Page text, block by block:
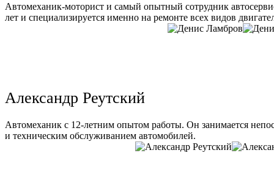
Автомеханик-моторист и самый опытный сотрудник
лет и специализируется именно на ремонте всех видов
Александр Реутский
Автомеханик с 12-летним опытом работы. Он занимается
и техническим обслуживанием автомобилей.